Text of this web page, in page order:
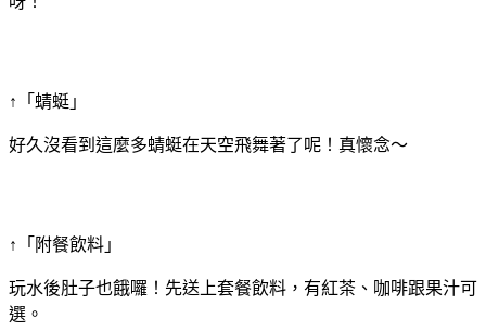
↑「蜻蜓」
好久沒看到這麼多蜻蜓在天空飛舞著了呢！真懷念～
↑「附餐飲料」
玩水後肚子也餓囉！先送上套餐飲料，有紅茶、咖啡跟果汁可
選。